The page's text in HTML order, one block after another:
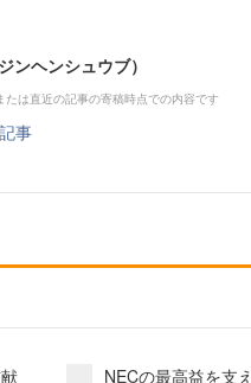
ンヘンシュウブ）
は直近の記事の寄稿時点での内容です
事
NECの最高益を支